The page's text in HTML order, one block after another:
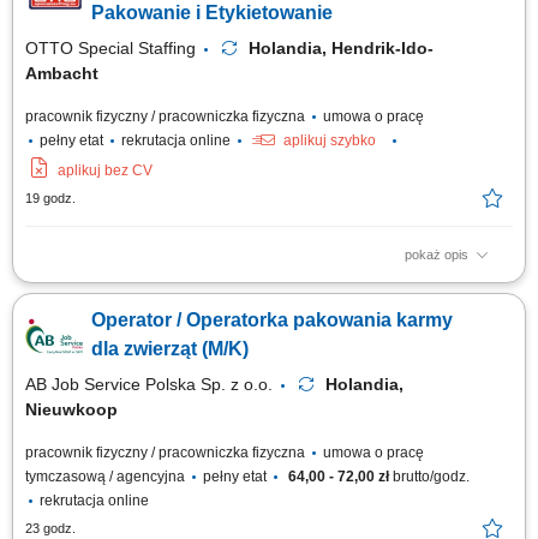
produktów zgodnie z obowiązującymi standardami. Dbanie o czystość i
Pakowanie i Etykietowanie
OTTO Special Staffing
Holandia, Hendrik-Ido-
Ambacht
pracownik fizyczny / pracowniczka fizyczna
umowa o pracę
pełny etat
rekrutacja online
aplikuj szybko
aplikuj bez CV
19 godz.
pokaż opis
Opis stanowiska Realizacja procesu pakowania produktów w środowisku
etykietowania opakowań (butelki, tuby, pudełka) zgodnie z instrukcjami;
Przygotowanie gotowych wyrobów do wysyłki na rynki zagraniczne;
Operator / Operatorka pakowania karmy
dla zwierząt (M/K)
AB Job Service Polska Sp. z o.o.
Holandia,
Nieuwkoop
pracownik fizyczny / pracowniczka fizyczna
umowa o pracę
tymczasową / agencyjna
pełny etat 64,00 - 72,00 złbrutto/godz.
rekrutacja online
23 godz.